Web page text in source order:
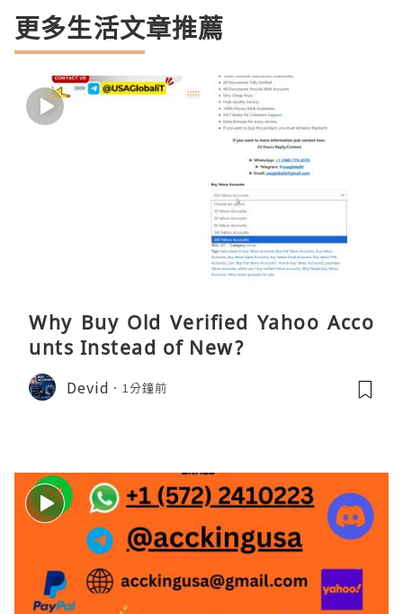
更多生活文章推薦
Why Buy Old Verified Yahoo Acco
unts Instead of New?
Devid 1分鐘前